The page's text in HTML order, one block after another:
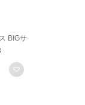
BIGサ
お気に入りに登録